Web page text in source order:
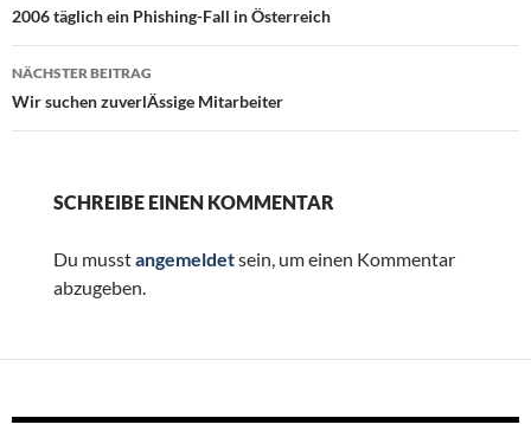
2006 täglich ein Phishing-Fall in Österreich
NÄCHSTER BEITRAG
Wir suchen zuverlÄssige Mitarbeiter
SCHREIBE EINEN KOMMENTAR
Du musstangemeldetsein, um einen Kommentar
abzugeben.